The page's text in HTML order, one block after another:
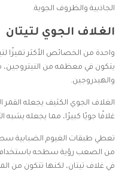
الجاذبية والظروف الجوية.
الغلاف الجوي لتيتان
واحدة من الخصائص الأكثر تميزًا
يتكون في معظمه من
والهيدروجين.
الغلاف الجوي الكثيف يجعله
غلافًا جويًا كبيرًا، مما يجعله
تعطي طبقات الغيوم الضبابية
من الصعب رؤية سطحه باستخدام
في غلاف تيتان، لكنها تتكون من